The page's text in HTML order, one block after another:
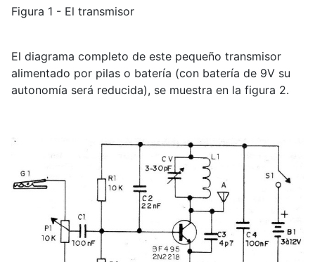
Figura 1 - El transmisor
El diagrama completo de este pequeño transmisor
alimentado por pilas o batería (con batería de 9V su
autonomía será reducida), se muestra en la figura 2.